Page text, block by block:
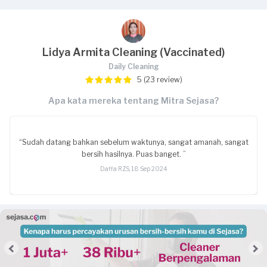
Lidya Armita Cleaning (Vaccinated)
Daily Cleaning
5 (23 review)
Apa kata mereka tentang Mitra Sejasa?
“Sudah datang bahkan sebelum waktunya, sangat amanah, sangat
bersih hasilnya. Puas banget. ”
Daffa RZS, 18 Sep 2024